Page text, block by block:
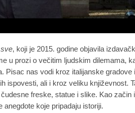
, koji je 2015. godine objavila
u prozi o večitim ljudskim dilemama,
Pisac nas vodi kroz italijanske gradove
ispovesti, ali i kroz veliku književnost.
freske, statue i slike. Kao začin
koje pripadaju istoriji.